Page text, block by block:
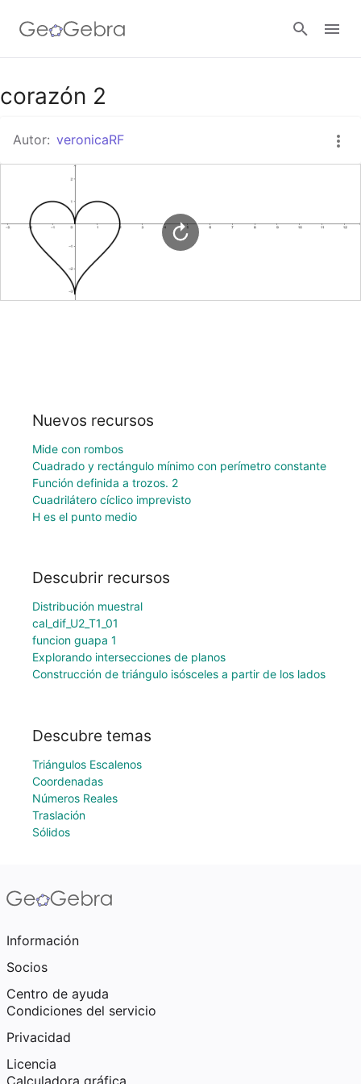
Google Classroom
GeoGebra Classroom
corazón 2
Autor: veronicaRF
Nuevos recursos
Mide con rombos
Cuadrado y rectángulo mínimo con perímetro constante
Función definida a trozos. 2
Cuadrilátero cíclico imprevisto
H es el punto medio
Descubrir recursos
Distribución muestral
cal_dif_U2_T1_01
funcion guapa 1
Explorando intersecciones de planos
Construcción de triángulo isósceles a partir de los lados
Descubre temas
Triángulos Escalenos
Coordenadas
Números Reales
Traslación
Sólidos
Información
Socios
Centro de ayuda
Condiciones del servicio
Privacidad
Licencia
Calculadora gráfica